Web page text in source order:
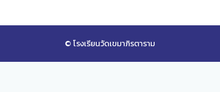
© โรงเรียนวัดเขมาภิรตาราม